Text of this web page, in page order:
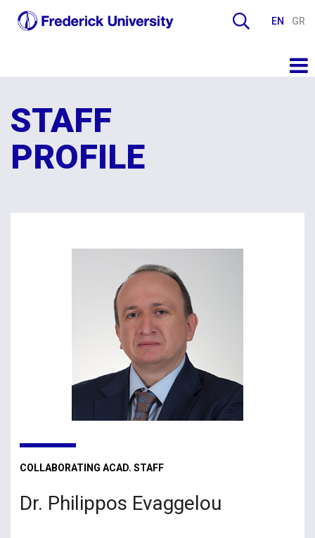
EN GR
STAFF
PROFILE
COLLABORATING ACAD. STAFF
Dr. Philippos Evaggelou